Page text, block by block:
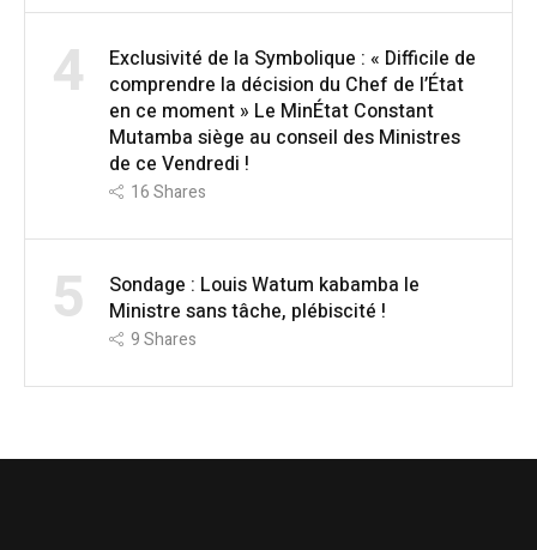
4
Exclusivité de la Symbolique : « Difficile de
comprendre la décision du Chef de l’État
en ce moment » Le MinÉtat Constant
Mutamba siège au conseil des Ministres
de ce Vendredi !
16Shares
5
Sondage : Louis Watum kabamba le
Ministre sans tâche, plébiscité !
9Shares